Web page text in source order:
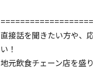
直接話を聞きたい方や、
い！
地元飲食チェーン店を盛